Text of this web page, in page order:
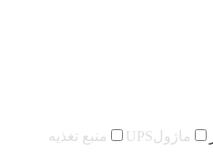
ماژولUPS منبع تغذیه